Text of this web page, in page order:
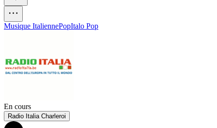
Musique ItaliennePopItalo Pop
En cours
Radio Italia Charleroi